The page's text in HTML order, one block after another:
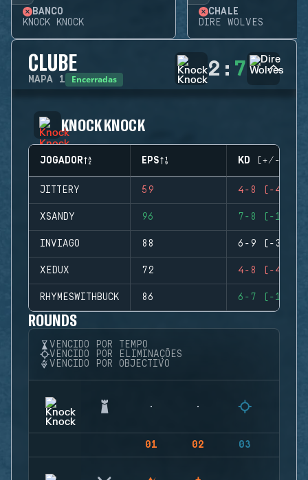
BANCO
KNOCK KNOCK
CHALÉ
DIRE WOLVES
CLUBE
MAPA 1 Encerradas 2 : 7
KNOCK KNOCK
JOGADOR EPS KD (+/-)
JITTERY 59 4-8 (-4)
XSANDY 96 7-8 (-1)
INVIAGO 88 6-9 (-3)
XEDUX 72 4-8 (-4)
RHYMESWITHBUCK 86 6-7 (-1)
ROUNDS
VENCIDO POR TEMPO
VENCIDO POR ELIMINAÇÕES
VENCIDO POR OBJECTIVO
01 02 03